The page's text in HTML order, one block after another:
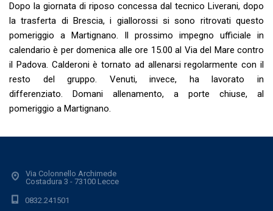
Dopo la giornata di riposo concessa dal tecnico Liverani, dopo
la trasferta di Brescia, i giallorossi si sono ritrovati questo
pomeriggio a Martignano. Il prossimo impegno ufficiale in
calendario è per domenica alle ore 15.00 al Via del Mare contro
il Padova. Calderoni è tornato ad allenarsi regolarmente con il
resto del gruppo. Venuti, invece, ha lavorato in
differenziato. Domani allenamento, a porte chiuse, al
pomeriggio a Martignano.
Via Colonnello Archimede
Costadura 3 - 73100 Lecce
0832.241501